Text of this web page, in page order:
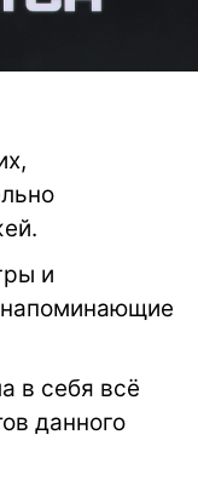
и
в себя всё
данного